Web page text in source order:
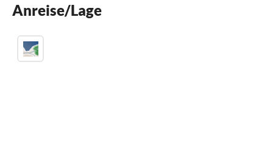
Parkplatz
Anreise/Lage